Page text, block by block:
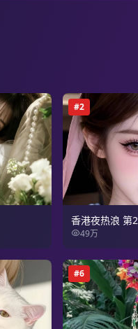
#2
香港夜热浪 第
49万
#6